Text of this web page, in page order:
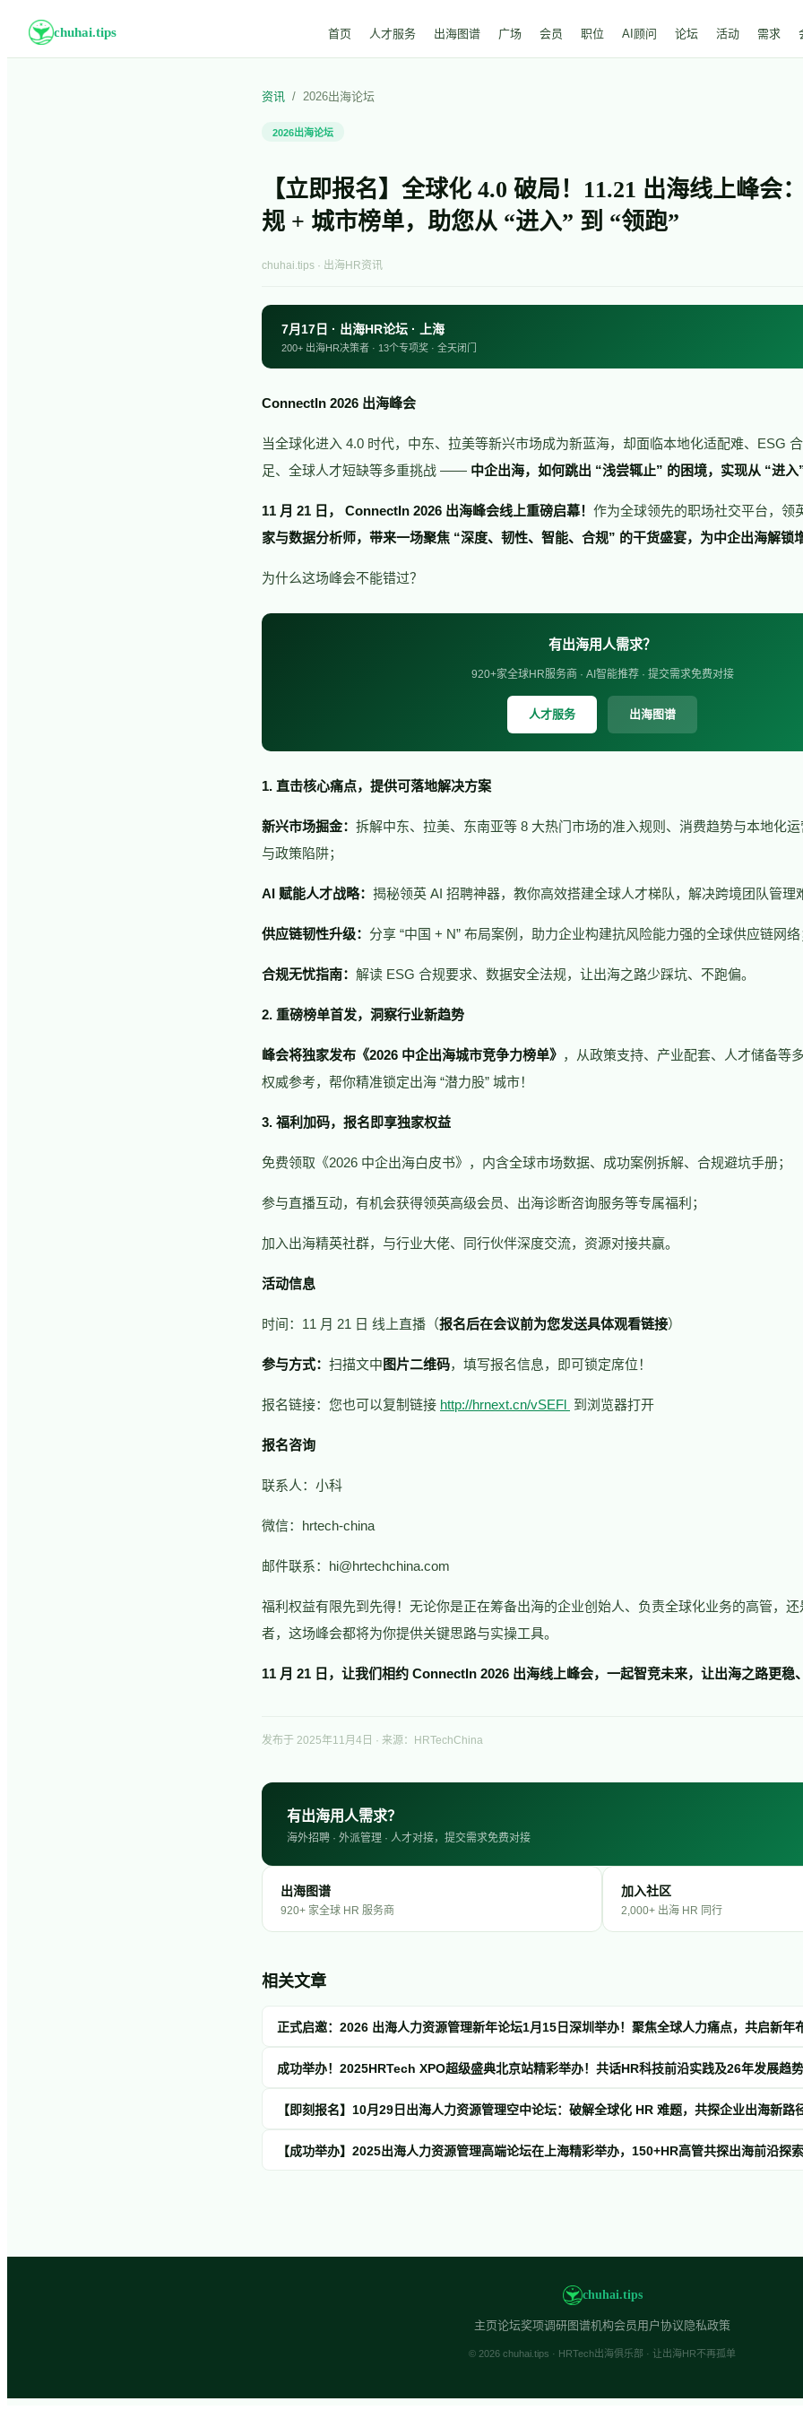
chuhai.tips 首页 人才服务 出海图谱 广场 会员 职位 AI顾问 论坛 活动 需求
资讯 / 2026出海论坛
2026出海论坛
【立即报名】全球化 4.0 破局！11.21 出海线上峰会
规 + 城市榜单，助您从 “进入” 到 “领跑”
chuhai.tips · 出海HR资讯
7月17日 · 出海HR论坛 · 上海
200+ 出海HR决策者 · 13个专项奖 · 全天闭门
ConnectIn 2026 出海峰会
当全球化进入 4.0 时代，中东、拉美等新兴市场成为新蓝海，却面临本地化适配难、ESG
足、全球人才短缺等多重挑战 —— 中企出海，如何跳出 “浅尝辄止” 的困境，实现从 “进入
11 月 21 日， ConnectIn 2026 出海峰会线上重磅启幕！ 作为全球领先的职场社交平台，领
家与数据分析师，带来一场聚焦 “深度、韧性、智能、合规” 的干货盛宴，为中企出海解锁
为什么这场峰会不能错过？
有出海用人需求？
920+家全球HR服务商 · AI智能推荐 · 提交需求免费对接
人才服务 出海图谱
1. 直击核心痛点，提供可落地解决方案
新兴市场掘金： 拆解中东、拉美、东南亚等 8 大热门市场的准入规则、消费趋势与本地化
与政策陷阱；
AI 赋能人才战略： 揭秘领英 AI 招聘神器，教你高效搭建全球人才梯队，解决跨境团队管理
供应链韧性升级： 分享 “中国 + N” 布局案例，助力企业构建抗风险能力强的全球供应链网络
合规无忧指南： 解读 ESG 合规要求、数据安全法规，让出海之路少踩坑、不跑偏。
2. 重磅榜单首发，洞察行业新趋势
峰会将独家发布《2026 中企出海城市竞争力榜单》 ，从政策支持、产业配套、人才储备等
权威参考，帮你精准锁定出海 “潜力股” 城市！
3. 福利加码，报名即享独家权益
免费领取《2026 中企出海白皮书》，内含全球市场数据、成功案例拆解、合规避坑手册；
参与直播互动，有机会获得领英高级会员、出海诊断咨询服务等专属福利；
加入出海精英社群，与行业大佬、同行伙伴深度交流，资源对接共赢。
活动信息
时间： 11 月 21 日 线上直播（报名后在会议前为您发送具体观看链接）
参与方式： 扫描文中 图片二维码，填写报名信息，即可锁定席位！
报名链接： 您也可以复制链接 http://hrnext.cn/vSEFl 到浏览器打开
报名咨询
联系人：小科
微信：hrtech-china
邮件联系：hi@hrtechchina.com
福利权益有限先到先得！无论你是正在筹备出海的企业创始人、负责全球化业务的高管，
者，这场峰会都将为你提供关键思路与实操工具。
11 月 21 日，让我们相约 ConnectIn 2026 出海线上峰会，一起智竞未来，让出海之路更稳
发布于 2025年11月4日 · 来源：HRTechChina
有出海用人需求？
海外招聘 · 外派管理 · 人才对接，提交需求免费对接
出海图谱
920+ 家全球 HR 服务商
加入社区
2,000+ 出海 HR 同行
相关文章
正式启邀：2026 出海人力资源管理新年论坛1月15日深圳举办！聚焦全球人力痛点，共启新年
成功举办！2025HRTech XPO超级盛典北京站精彩举办！共话HR科技前沿实践及26年发展趋势
【即刻报名】10月29日出海人力资源管理空中论坛：破解全球化 HR 难题，共探企业出海新路径
【成功举办】2025出海人力资源管理高端论坛在上海精彩举办，150+HR高管共探出海前沿探
chuhai.tips
主页论坛奖项调研图谱机构会员 用户协议隐私政策
© 2026 chuhai.tips · HRTech出海俱乐部 · 让出海HR不再孤单